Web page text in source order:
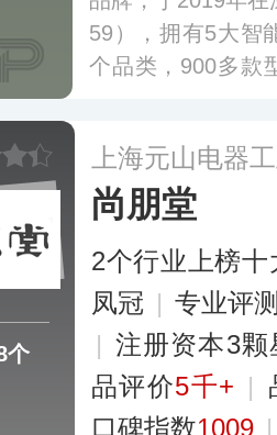
59），拥有5大智
个品类，900多款
尚、小巧好用的
爱和信赖。
个
上海元山电器
尚朋堂
2个行业上榜十
凤冠 | 专业评
| 注册资本3颗
品评价5千+ |
口碑指数1009